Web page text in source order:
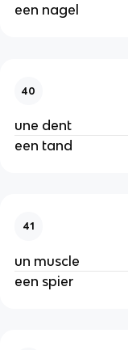
een nagel
40
une dent
een tand
41
un muscle
een spier